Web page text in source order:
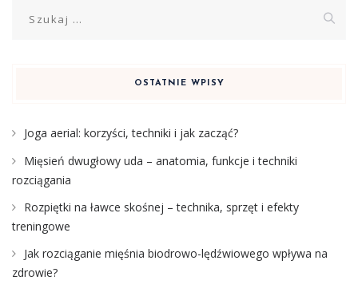
OSTATNIE WPISY
Joga aerial: korzyści, techniki i jak zacząć?
Mięsień dwugłowy uda – anatomia, funkcje i techniki
rozciągania
Rozpiętki na ławce skośnej – technika, sprzęt i efekty
treningowe
Jak rozciąganie mięśnia biodrowo-lędźwiowego wpływa na
zdrowie?